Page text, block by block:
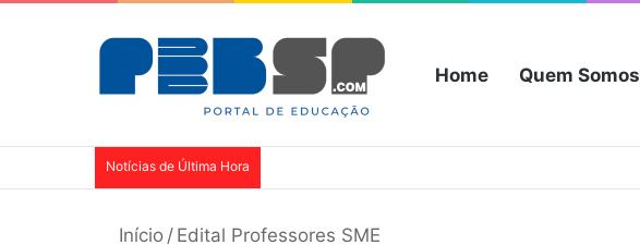
Home Quem Somos
Notícias de Última Hora
Início / Edital Professores SME